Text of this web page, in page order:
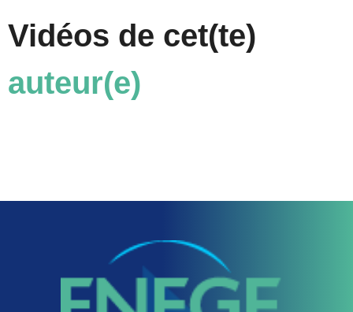
Vidéos de cet(te)
auteur(e)